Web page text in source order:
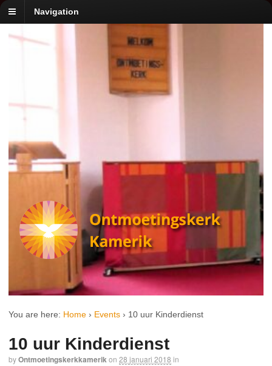
Navigation
You are here: Home › Events › 10 uur Kinderdienst
10 uur Kinderdienst
byOntmoetingskerkkamerikon 28 januari 2018 in